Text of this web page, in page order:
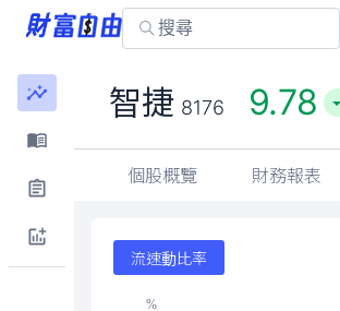
智捷 8176 9.78
個股概覽 財務報表
流速動比率